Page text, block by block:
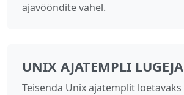
ajavööndite vahel.
UNIX AJATEMPLI LUGEJA
Teisenda Unix ajatemplit loetavaks